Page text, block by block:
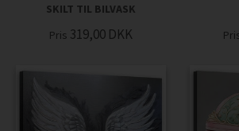
SKILT TIL BILVASK
Pris 319,00 DKK